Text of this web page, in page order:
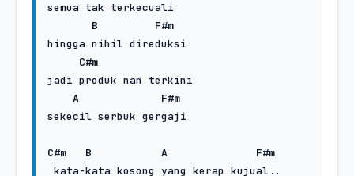
semua tak terkecuali
B
F#m
hingga nihil direduksi
C#m
jadi produk nan terkini
A
F#m
sekecil serbuk gergaji
C#m B A
F#m